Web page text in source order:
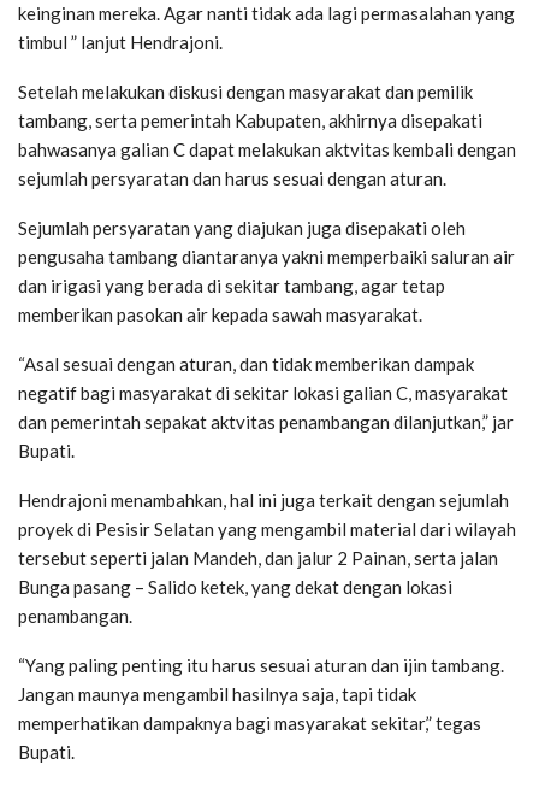
keinginan mereka. Agar nanti tidak ada lagi permasalahan yang
timbul ” lanjut Hendrajoni.
Setelah melakukan diskusi dengan masyarakat dan pemilik
tambang, serta pemerintah Kabupaten, akhirnya disepakati
bahwasanya galian C dapat melakukan aktvitas kembali dengan
sejumlah persyaratan dan harus sesuai dengan aturan.
Sejumlah persyaratan yang diajukan juga disepakati oleh
pengusaha tambang diantaranya yakni memperbaiki saluran air
dan irigasi yang berada di sekitar tambang, agar tetap
memberikan pasokan air kepada sawah masyarakat.
“Asal sesuai dengan aturan, dan tidak memberikan dampak
negatif bagi masyarakat di sekitar lokasi galian C, masyarakat
dan pemerintah sepakat aktvitas penambangan dilanjutkan,” jar
Bupati.
Hendrajoni menambahkan, hal ini juga terkait dengan sejumlah
proyek di Pesisir Selatan yang mengambil material dari wilayah
tersebut seperti jalan Mandeh, dan jalur 2 Painan, serta jalan
Bunga pasang – Salido ketek, yang dekat dengan lokasi
penambangan.
“Yang paling penting itu harus sesuai aturan dan ijin tambang.
Jangan maunya mengambil hasilnya saja, tapi tidak
memperhatikan dampaknya bagi masyarakat sekitar,” tegas
Bupati.